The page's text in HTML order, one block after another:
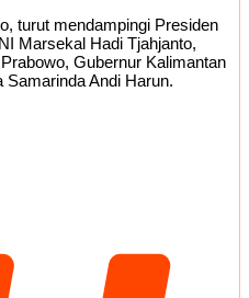
turut mendampingi Presiden
Marsekal Hadi Tjahjanto,
Gubernur Kalimantan
Samarinda Andi Harun.